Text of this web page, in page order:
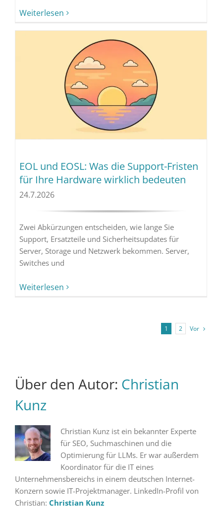
Weiterlesen
EOL und EOSL: Was die Support-Fristen
für Ihre Hardware wirklich bedeuten
24.7.2026
Zwei Abkürzungen entscheiden, wie lange Sie
Support, Ersatzteile und Sicherheitsupdates für
Server, Storage und Netzwerk bekommen. Server,
Switches und
Weiterlesen
1 2 Vor
Über den Autor: Christian
Kunz
Christian Kunz ist ein bekannter Experte
für SEO, Suchmaschinen und die
Optimierung für LLMs. Er war außerdem
Koordinator für die IT eines
Unternehmensbereichs in einem deutschen Internet-
Konzern sowie IT-Projektmanager. LinkedIn-Profil von
Christian: Christian Kunz